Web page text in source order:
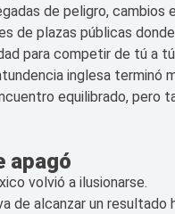
de peligro,
de plazas públicas
para competir de tú a
inglesa terminó
equilibrado, pero
apagó
volvió a ilusionarse.
de alcanzar un